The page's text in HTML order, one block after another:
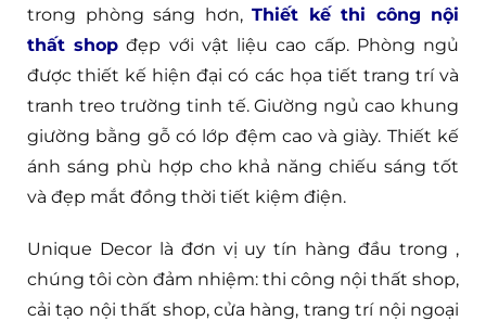
trong phòng sáng hơn, Thiết kế thi công nội
thất shop đẹp với vật liệu cao cấp. Phòng ngủ
được thiết kế hiện đại có các họa tiết trang trí và
tranh treo trường tinh tế. Giường ngủ cao khung
giường bằng gỗ có lớp đệm cao và giày. Thiết kế
ánh sáng phù hợp cho khả năng chiếu sáng tốt
và đẹp mắt đồng thời tiết kiệm điện.
Unique Decor là đơn vị uy tín hàng đầu trong ,
chúng tôi còn đảm nhiệm: thi công nội thất shop,
cải tạo nội thất shop, cửa hàng, trang trí nội ngoại